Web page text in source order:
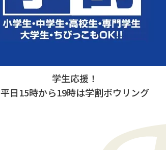
学生応援！
平日15時から19時は学割ボウリング